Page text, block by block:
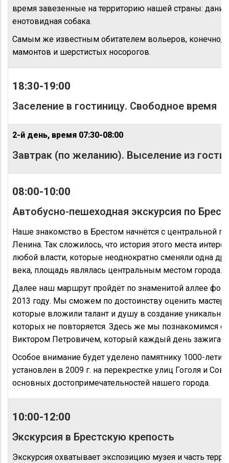
время завезенные на территорию нашей страны:
енотовидная собака.
Самым же известным обитателем вольеров, конечно,
мамонтов и шерстистых носорогов.
18:30-19:00
Заселение в гостиницу. Свободное время
2-й день, время 07:30-08:00
Завтрак (по желанию). Выселение из
08:00-10:00
Автобусно-пешеходная экскурсия по
Наше знакомство в Брестом начнётся с центральной
Ленина. Так сложилось, что история этого места
любой власти, которые неоднократно сменяли одна
века, площадь являлась центральным местом города.
Далее наш маршрут пройдёт по знаменитой аллее
2013 году. Мы сможем по достоинству оценить
которые вложили талант и душу в создание
которых не повторяется. Здесь же мы познакомимся с
Виктором Петровичем, который каждый день
Особое внимание будет уделено памятнику 1000-
установлен в 2009 г. на перекрестке улиц Гоголя и
основных достопримечательностей нашего города.
10:00-12:00
Экскурсия в Брестскую крепость
Экскурсия охватывает экспозицию музея и часть